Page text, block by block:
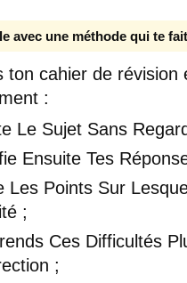
avec une méthode qui te
ton cahier de
:
Le Sujet Sans
Ensuite Tes
Les Points Sur
;
Ces Difficultés
;